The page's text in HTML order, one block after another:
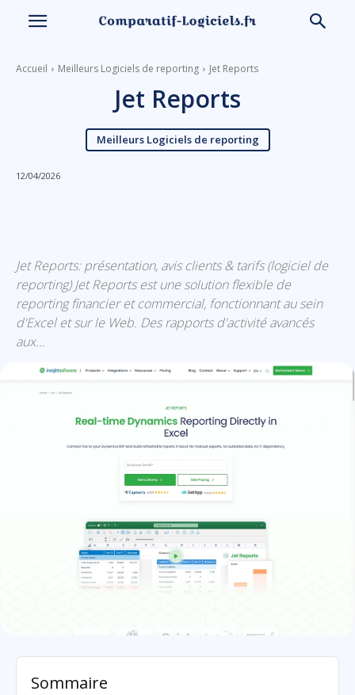
Accueil Meilleurs Logiciels de reporting Jet Reports
Jet Reports
Meilleurs Logiciels de reporting
12/04/2026
Jet Reports: présentation, avis clients & tarifs (logiciel de
reporting) Jet Reports est une solution flexible de
reporting financier et commercial, fonctionnant au sein
d'Excel et sur le Web. Des rapports d'activité avancés
aux...
Jet Reports: présentation
Sommaire